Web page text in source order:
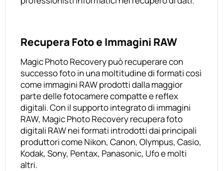
Recupera Foto e Immagini RAW
Magic Photo Recovery può recuperare con
successo foto in una moltitudine di formati così
come immagini RAW prodotti dalla maggior
parte delle fotocamere compatte e reflex
digitali. Con il supporto integrato di immagini
RAW, Magic Photo Recovery recupera foto
digitali RAW nei formati introdotti dai principali
produttori come Nikon, Canon, Olympus, Casio,
Kodak, Sony, Pentax, Panasonic, Ufo e molti
altri.